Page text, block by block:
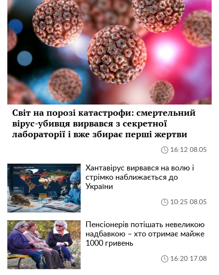
Світ на порозі катастрофи: смертельний
вірус-убивця вирвався з секретної
лабораторії і вже збирає перші жертви
16:12 08.05
Хантавірус вирвався на волю і
стрімко наближається до
України
10:25 08.05
Пенсіонерів потішать невеликою
надбавкою – хто отримає майже
1000 гривень
16:20 17.08